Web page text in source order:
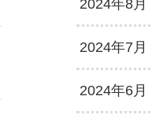
2024年8月
2024年7月
2024年6月